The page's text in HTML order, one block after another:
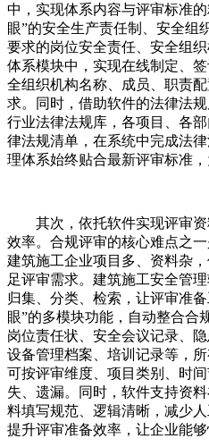
中，实现体系内容与评审标准
眼”的安全生产责任制、安全组
要求的岗位安全责任、安全组
体系模块中，实现在线制定、
全组织机构名称、成员、职责
求。同时，借助软件的法律法
行业法律法规库，各项目、各
律法规清单，在系统中完成法
理体系始终贴合最新评审标准
其次，依托软件实现评审
效率。合规评审的核心难点之
建筑施工企业项目多、资料杂
足评审需求。建筑施工安全管
归集、分类、检索，让评审准
眼”的多模块功能，自动整合合
岗位责任状、安全会议记录、
设备管理档案、培训记录等，
可按评审维度、项目类别、时
失、遗漏。同时，软件支持资
料填写规范、逻辑清晰，减少
提升评审准备效率，让企业能够